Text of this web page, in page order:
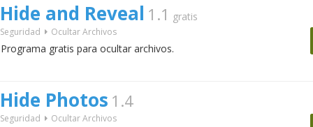
Hide and Reveal 1.1 gratis
Seguridad Ocultar Archivos
Programa gratis para ocultar archivos.
Hide Photos 1.4
Seguridad Ocultar Archivos